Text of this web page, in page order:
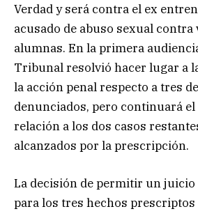
Verdad y será contra el ex
acusado de abuso sexual contra
alumnas. En la primera
Tribunal resolvió hacer lugar a
la acción penal respecto a tres
denunciados, pero continuará el
relación a los dos casos
alcanzados por la prescripción.
La decisión de permitir un juicio
para los tres hechos